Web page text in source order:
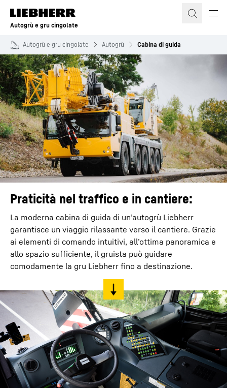
Autogrù e gru cingolate
Autogrù e gru cingolate Autogrù Cabina di guida
Praticità nel traffico e in cantiere:
La moderna cabina di guida di un’autogrù Liebherr
garantisce un viaggio rilassante verso il cantiere. Grazie
ai elementi di comando intuitivi, all’ottima panoramica e
allo spazio sufficiente, il gruista può guidare
comodamente la gru Liebherr fino a destinazione.